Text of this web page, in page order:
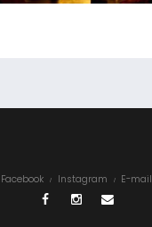
Facebook Instagram E-mail
FacebookInstagramE-mail